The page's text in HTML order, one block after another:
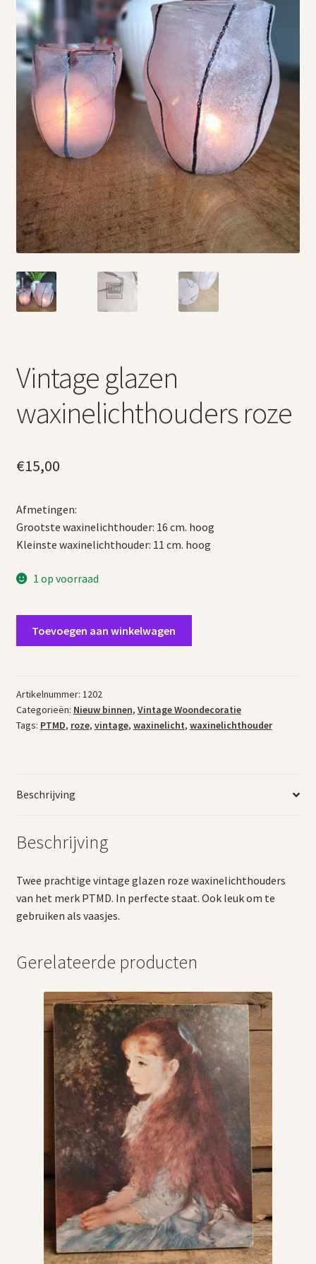
Vintage boeken en strips
Kerst
Vintage glazen
waxinelichthouders roze
€15,00
Afmetingen:
Grootste waxinelichthouder: 16 cm. hoog
Kleinste waxinelichthouder: 11 cm. hoog
1 op voorraad
aantal
Toevoegen aan winkelwagen
Artikelnummer: 1202
Categorieën: Nieuw binnen, Vintage Woondecoratie
Tags: PTMD, roze, vintage, waxinelicht, waxinelichthouder
Beschrijving
Beschrijving
Twee prachtige vintage glazen roze waxinelichthouders
van het merk PTMD. In perfecte staat. Ook leuk om te
gebruiken als vaasjes.
Gerelateerde producten